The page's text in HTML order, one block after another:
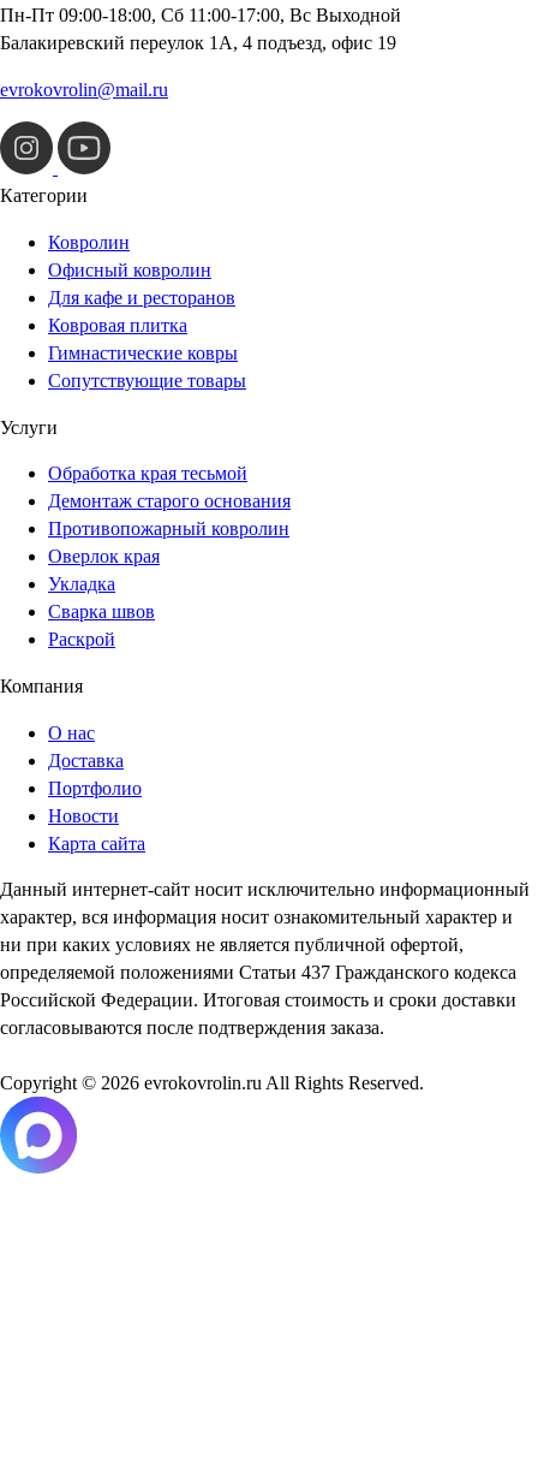
Пн-Пт 09:00-18:00, Сб 11:00-17:00, Вс Выходной
Балакиревский переулок 1А, 4 подъезд, офис 19
evrokovrolin@mail.ru
Категории
Ковролин
Офисный ковролин
Для кафе и ресторанов
Ковровая плитка
Гимнастические ковры
Сопутствующие товары
Услуги
Обработка края тесьмой
Демонтаж старого основания
Противопожарный ковролин
Оверлок края
Укладка
Сварка швов
Раскрой
Компания
О нас
Доставка
Портфолио
Новости
Карта сайта
Данный интернет-сайт носит исключительно информационный
характер, вся информация носит ознакомительный характер и
ни при каких условиях не является публичной офертой,
определяемой положениями Статьи 437 Гражданского кодекса
Российской Федерации. Итоговая стоимость и сроки доставки
согласовываются после подтверждения заказа.
Copyright © 2026 evrokovrolin.ru All Rights Reserved.